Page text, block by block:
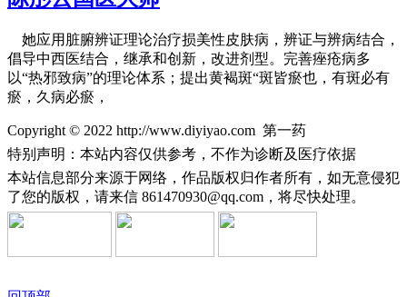
她应用脏腑辨证理论治疗损美性皮肤病，辨证与辨病结合，
倡导中西医结合，继承和创新，改进剂型。完善痤疮病多
以“热邪致病”的理论体系；提出黄褐斑“斑皆瘀也，有斑必有
瘀，久病必瘀，
Copyright © 2022 http://www.diyiyao.com 第一药
特别声明：本站内容仅供参考，不作为诊断及医疗依据
本站信息部分来源于网络，作品版权归作者所有，如无意侵犯
了您的版权，请来信 861470930@qq.com，将尽快处理。